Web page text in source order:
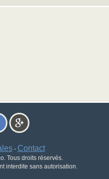
- Contact
Tous droits réservés.
interdite sans autorisation.